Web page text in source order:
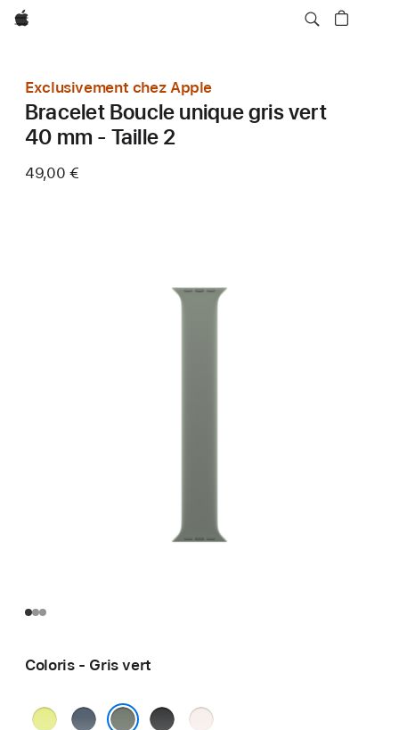
Apple
Exclusivement chez Apple
Bracelet Boucle unique gris vert
40 mm - Taille 2
49,00 €
Coloris - Gris vert
JauneBleu
Noir
Rose